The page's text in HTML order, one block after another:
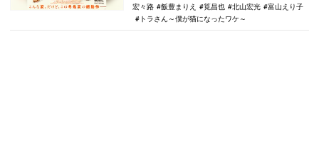
宏々路
飯豊まりえ 筧昌也 北山宏光
富山えり子
トラさん～僕が猫になったワケ～